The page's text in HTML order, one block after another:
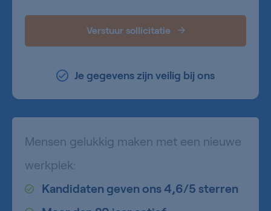
Verstuur sollicitatie
Je gegevens zijn veilig bij ons
Mensen gelukkig maken met een nieuwe
werkplek:
Kandidaten geven ons 4,6/5 sterren